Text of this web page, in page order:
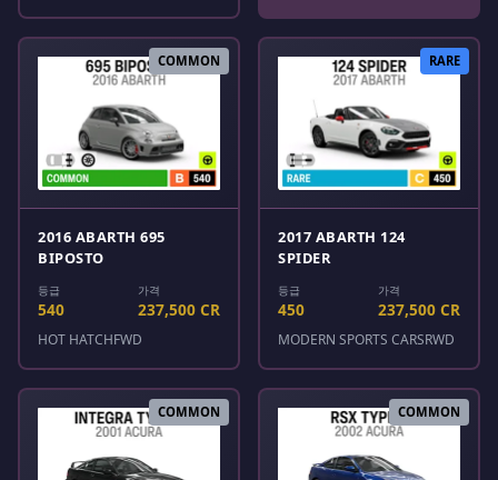
COMMON
2016 ABARTH 695
BIPOSTO
등급
540
가격
237,500 CR
HOT HATCHFWD
RARE
2017 ABARTH 124
SPIDER
등급
450
가격
237,500 CR
MODERN SPORTS CARSRWD
COMMON COMMON